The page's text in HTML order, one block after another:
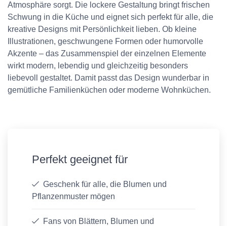
Atmosphäre sorgt. Die lockere Gestaltung bringt frischen
Schwung in die Küche und eignet sich perfekt für alle, die
kreative Designs mit Persönlichkeit lieben. Ob kleine
Illustrationen, geschwungene Formen oder humorvolle
Akzente – das Zusammenspiel der einzelnen Elemente
wirkt modern, lebendig und gleichzeitig besonders
liebevoll gestaltet. Damit passt das Design wunderbar in
gemütliche Familienküchen oder moderne Wohnküchen.
Perfekt geeignet für
Geschenk für alle, die Blumen und
Pflanzenmuster mögen
Fans von Blättern, Blumen und